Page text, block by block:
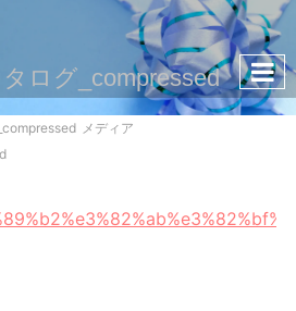
ログ_compressed
メディア